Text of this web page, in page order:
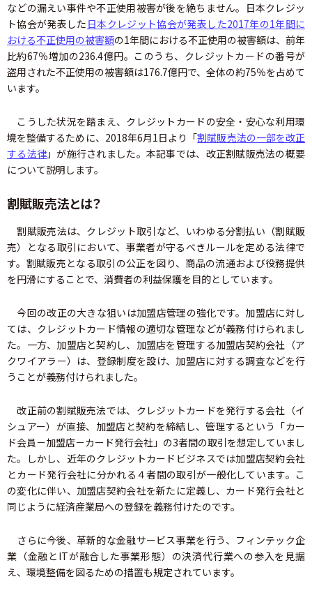
などの漏えい事件や不正使用被害が後を絶ちません。日本クレジッ
ト協会が発表した 日本クレジット協会が発表した2017年の1年間に
おける不正使用の被害額の1年間における不正使用の被害額は、前年
比約67％増加の236.4億円。このうち、クレジットカードの番号が
盗用された不正使用の被害額は176.7億円で、全体の約75％を占めて
います。
こうした状況を踏まえ、クレジットカードの安全・安心な利用環
境を整備するために、2018年6月1日より「割賦販売法の一部を改正
する法律 」が施行されました。本記事では、改正割賦販売法の概要
について説明します。
割賦販売法とは？
割賦販売法は、クレジット取引など、いわゆる分割払い（割賦販
売）となる取引において、事業者が守るべきルールを定める法律で
す。割賦販売となる取引の公正を図り、商品の流通および役務提供
を円滑にすることで、消費者の利益保護を目的としています。
今回の改正の大きな狙いは加盟店管理の強化です。加盟店に対し
ては、クレジットカード情報の適切な管理などが義務付けられまし
た。一方、加盟店と契約し、加盟店を管理する加盟店契約会社（ア
クワイアラー）は、登録制度を設け、加盟店に対する調査などを行
うことが義務付けられました。
改正前の割賦販売法では、クレジットカードを発行する会社（イ
シュアー）が直接、加盟店と契約を締結し、管理するという「カー
ド会員－加盟店－カード発行会社」の3者間の取引を想定していまし
た。しかし、近年のクレジットカードビジネスでは加盟店契約会社
とカード発行会社に分かれる４者間の取引が一般化しています。こ
の変化に伴い、加盟店契約会社を新たに定義し、カード発行会社と
同じように経済産業局への登録を義務付けたのです。
さらに今後、革新的な金融サービス事業を行う、フィンテック企
業（金融とITが融合した事業形態）の決済代行業への参入を見据
え、環境整備を図るための措置も規定されています。